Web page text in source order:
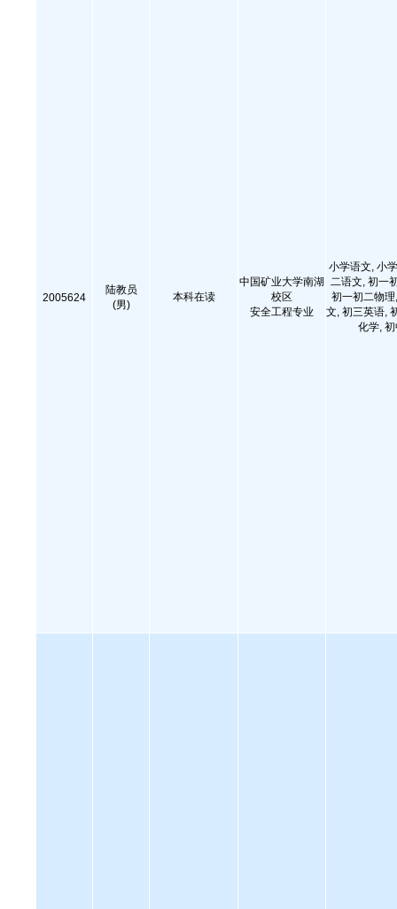
2005624
陆教员
(男)
本科在读
中国矿业大学南湖
校区
安全工程专业
小学语文, 小
二语文, 初一
初一初二物
文, 初三英语,
化学,